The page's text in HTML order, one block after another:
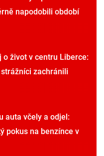
napodobili období
o život v centru Liberce:
zachránili
auta včely a odjel:
pokus na benzínce v